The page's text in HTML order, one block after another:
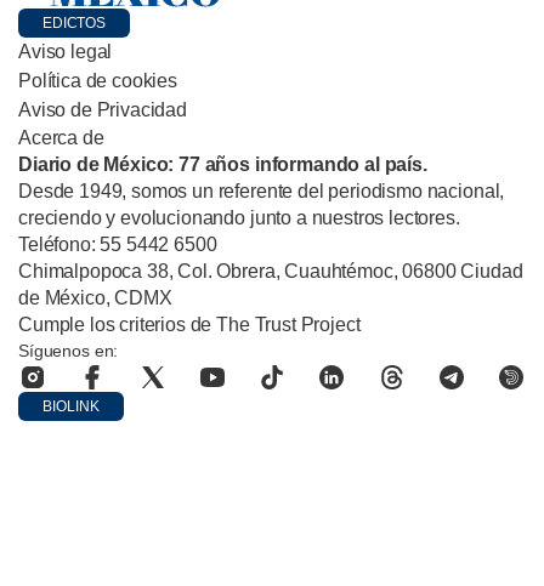
EDICTOS
Aviso legal
Política de cookies
Aviso de Privacidad
Acerca de
Diario de México: 77 años informando al país.
Desde 1949, somos un referente del periodismo nacional,
creciendo y evolucionando junto a nuestros lectores.
Teléfono: 55 5442 6500
Chimalpopoca 38, Col. Obrera, Cuauhtémoc, 06800 Ciudad
de México, CDMX
Cumple los criterios de The Trust Project
Síguenos en:
BIOLINK